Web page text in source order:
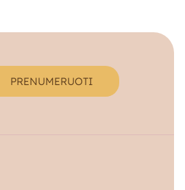
PRENUMERUOTI